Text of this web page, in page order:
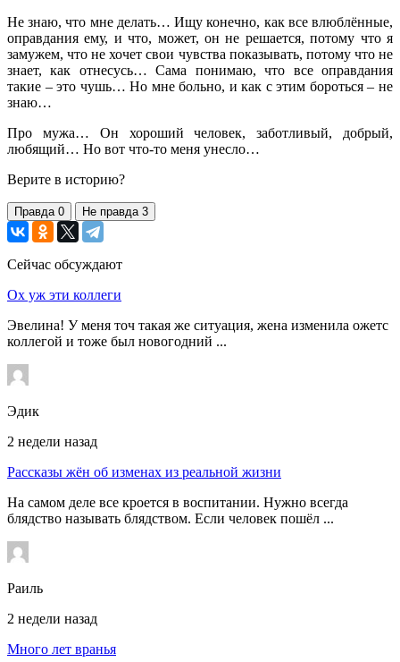
Не знаю, что мне делать… Ищу конечно, как все влюблённые,
оправдания ему, и что, может, он не решается, потому что я
замужем, что не хочет свои чувства показывать, потому что не
знает, как отнесусь… Сама понимаю, что все оправдания
такие – это чушь… Но мне больно, и как с этим бороться – не
знаю…
Про мужа… Он хороший человек, заботливый, добрый,
любящий… Но вот что-то меня унесло…
Верите в историю?
Правда 0 Не правда 3
Сейчас обсуждают
Ох уж эти коллеги
Эвелина! У меня точ такая же ситуация, жена изменила ожетс
коллегой и тоже был новогодний ...
Эдик
2 недели назад
Рассказы жён об изменах из реальной жизни
На самом деле все кроется в воспитании. Нужно всегда
блядство называть блядством. Если человек пошёл ...
Раиль
2 недели назад
Много лет вранья